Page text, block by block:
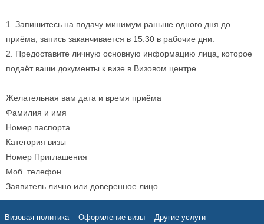
1. Запишитесь на подачу минимум раньше одного дня до
приёма, запись заканчивается в 15:30 в рабочие дни.
2. Предоставите личную основную информацию лица, которое
подаёт ваши документы к визе в Визовом центре.
Желательная вам дата и время приёма
Фамилия и имя
Номер паспорта
Категория визы
Номер Приглашения
Моб. телефон
Заявитель лично или доверенное лицо
Визовая политика Оформление визы Другие услуги